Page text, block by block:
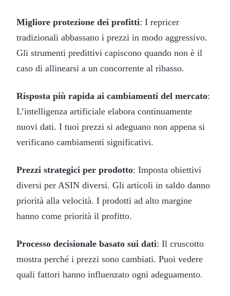
Migliore protezione dei profitti: I repricer
tradizionali abbassano i prezzi in modo aggressivo.
Gli strumenti predittivi capiscono quando non è il
caso di allinearsi a un concorrente al ribasso.
Risposta più rapida ai cambiamenti del mercato:
L’intelligenza artificiale elabora continuamente
nuovi dati. I tuoi prezzi si adeguano non appena si
verificano cambiamenti significativi.
Prezzi strategici per prodotto: Imposta obiettivi
diversi per ASIN diversi. Gli articoli in saldo danno
priorità alla velocità. I prodotti ad alto margine
hanno come priorità il profitto.
Processo decisionale basato sui dati: Il cruscotto
mostra perché i prezzi sono cambiati. Puoi vedere
quali fattori hanno influenzato ogni adeguamento.